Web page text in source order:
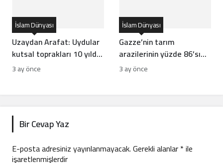
Uzaydan Arafat: Uydular
kutsal toprakları 10 yılda
nasıl görüntüledi?
İslam Dünyası
3 ay önce
Gazze’nin tarım
arazilerinin yüzde 86’sı
tahrip oldu
İslam Dünyası
3 ay önce
Bir Cevap Yaz
E-posta adresiniz yayınlanmayacak.Gerekli alanlar*ile
işaretlenmişlerdir